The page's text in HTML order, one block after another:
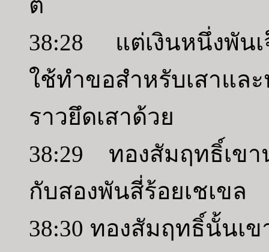
38:28 แต่เงินหนึ่งพันเ
ใช้ทำขอสำหรับเสาแล
ราวยึดเสาด้วย
38:29 ทองสัมฤทธิ์เขา
กับสองพันสี่ร้อยเชเขล
38:30 ทองสัมฤทธิ์นั้นเ